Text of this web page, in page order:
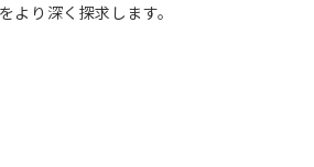
り深く探求します。